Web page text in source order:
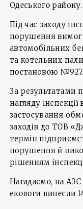
Одеського району.
Під час заходу
порушення вимог
автомобільних
та котельних
постановою №927.
За результатами
нагляду
застосування
заходів до ТОВ
термін
порушення й
рішенням
Нагадаємо, на
екологи винесли